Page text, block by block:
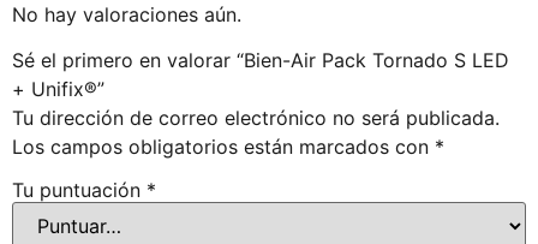
No hay valoraciones aún.
Sé el primero en valorar “Bien-Air Pack Tornado S LED
+ Unifix®”
Tu dirección de correo electrónico no será publicada.
Los campos obligatorios están marcados con *
Tu puntuación *